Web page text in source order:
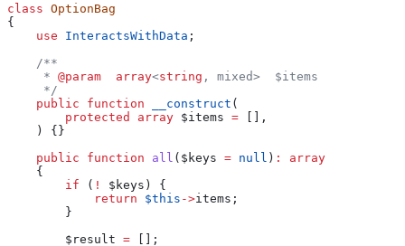
class OptionBag
{
    use
InteractsWithData ;
    /**
     *
@param
  array
<string , mixed>  $items
     */
    public
function __construct (
        protected
array $items = [],
    ) {}
    public
function all ( $keys = null ) :
array
    {
        if
( ! $keys ) {
            return
$this ->items ;
        }
        $result
= [];